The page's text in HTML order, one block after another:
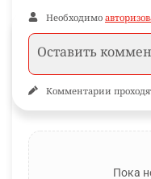
Необходимо
Комментарии
Пока